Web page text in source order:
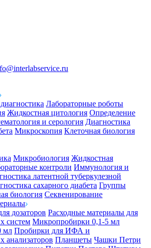
Лабораторные роботы
Жидкостная цитология Определение
и серология Диагностика
Микроскопия Клеточная биология
Микробиология Жидкостная
контроли Иммунология и
латентной туберкулезной
сахарного диабета Группы
биология Секвенирование
дозаторов Расходные материалы для
систем Микропробирки 0,1-5 мл
мл Пробирки для ИФА и
анализаторов Планшеты Чашки Петри